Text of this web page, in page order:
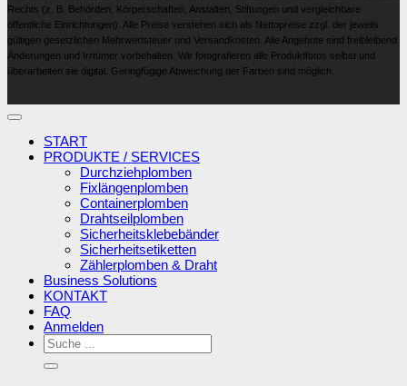
Rechts (z. B. Behörden, Körperschaften, Anstalten, Stiftungen und vergleichbare
öffentliche Einrichtungen). Alle Preise verstehen sich als Nettopreise zzgl. der jeweils
gültigen gesetzlichen Mehrwertsteuer und Versandkosten. Alle Angebote sind freibleibend.
Änderungen und Irrtümer vorbehalten. Wir fotografieren alle Produktfotos selbst und
überarbeiten sie digital. Geringfügige Abweichung der Farben sind möglich.
START
PRODUKTE / SERVICES
Durchziehplomben
Fixlängenplomben
Containerplomben
Drahtseilplomben
Sicherheitsklebebänder
Sicherheitsetiketten
Zählerplomben & Draht
Business Solutions
KONTAKT
FAQ
Anmelden
Suchen
nach: